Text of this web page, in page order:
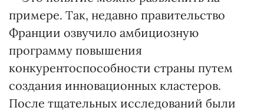
примере. Так, недавно правительство
Франции озвучило амбициозную
программу повышения
конкурентоспособности страны путем
создания инновационных кластеров.
После тщательных исследований были